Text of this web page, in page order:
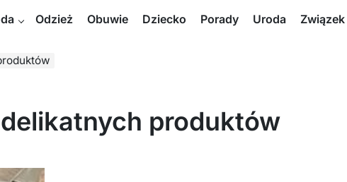
Odzież Obuwie Dziecko Porady Uroda Związek
produktów